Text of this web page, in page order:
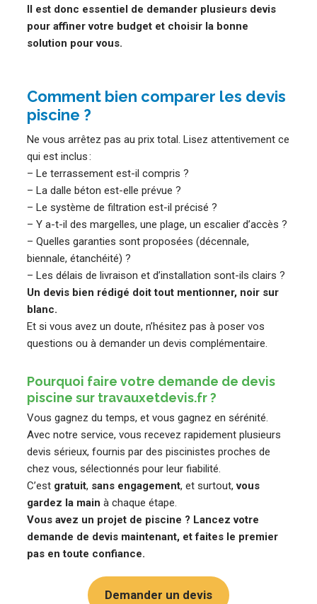
Il est donc essentiel de demander plusieurs devis
pour affiner votre budget et choisir la bonne
solution pour vous.
Comment bien comparer les devis
piscine ?
Ne vous arrêtez pas au prix total. Lisez attentivement ce
qui est inclus :
– Le terrassement est-il compris ?
– La dalle béton est-elle prévue ?
– Le système de filtration est-il précisé ?
– Y a-t-il des margelles, une plage, un escalier d’accès ?
– Quelles garanties sont proposées (décennale,
biennale, étanchéité) ?
– Les délais de livraison et d’installation sont-ils clairs ?
Un devis bien rédigé doit tout mentionner, noir sur
blanc.
Et si vous avez un doute, n’hésitez pas à poser vos
questions ou à demander un devis complémentaire.
Pourquoi faire votre demande de devis
piscine sur travauxetdevis.fr ?
Vous gagnez du temps, et vous gagnez en sérénité.
Avec notre service, vous recevez rapidement plusieurs
devis sérieux, fournis par des piscinistes proches de
chez vous, sélectionnés pour leur fiabilité.
C’est gratuit, sans engagement, et surtout,vous
gardez la main à chaque étape.
Vous avez un projet de piscine ? Lancez votre
demande de devis maintenant, et faites le premier
pas en toute confiance.
Demander un devis